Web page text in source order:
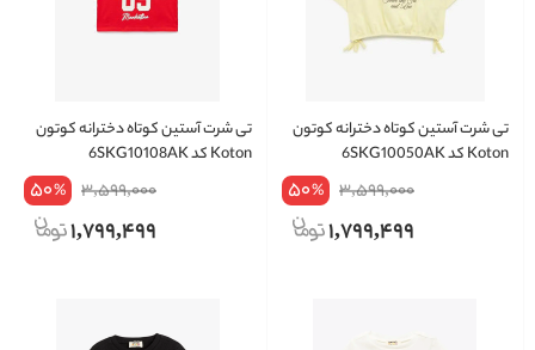
تی شرت آستین کوتاه دخترانه کوتون
Koton کد 6SKG10050AK
3,599,000
50%
1,799,499
تی شرت آستین کوتاه دخترانه کوتون
Koton کد 6SKG10108AK
3,599,000
50%
1,799,499